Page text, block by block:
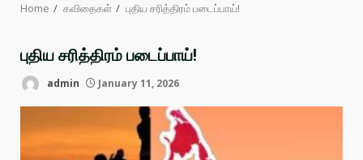
Home கவிதைகள் புதிய சரித்திரம் படைப்பாய்!
புதிய சரித்திரம் படைப்பாய்!
admin January 11, 2026